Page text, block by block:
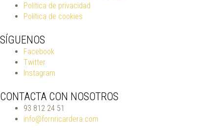
Política de privacidad
Política de cookies
SÍGUENOS
Facebook
Twitter
Instagram
CONTACTA CON NOSOTROS
93 812 24 51
info@fornricardera.com